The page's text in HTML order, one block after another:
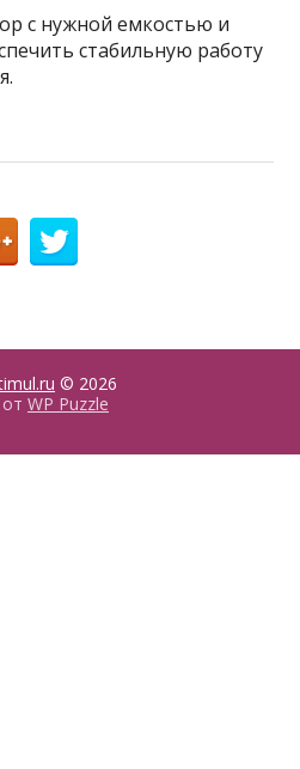
с нужной емкостью и
стабильную работу
© 2026
WP Puzzle